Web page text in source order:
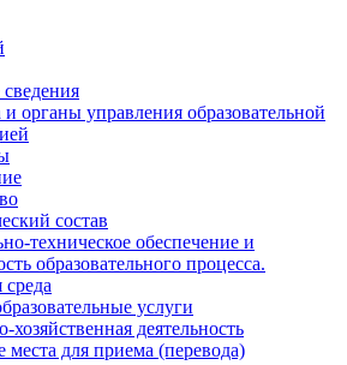
и органы управления образовательной
состав
техническое обеспечение и
образовательного процесса.
среда
услуги
деятельность
места для приема (перевода)